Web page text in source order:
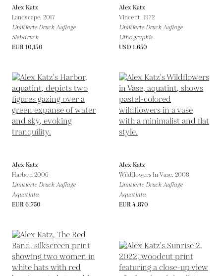
Alex Katz
Landscape,2017
Limitierte Druck Auflage
Siebdruck
EUR 10,150
Alex Katz
Vincent, 1972
Limitierte Druck Auflage
Lithographie
USD 1,650
Alex Katz
Harbor, 2006
Limitierte Druck Auflage
Aquatinta
EUR 6,750
Alex Katz
Wildflowers In Vase,2008
Limitierte Druck Auflage
Aquatinta
EUR 4,870